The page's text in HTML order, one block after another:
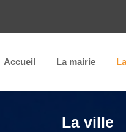
Accueil La mairie
La ville